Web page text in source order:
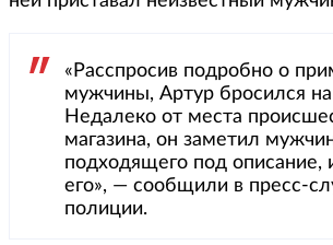
«Расспросив подробно о
мужчины, Артур бросился на
Недалеко от места
магазина, он заметил
подходящего под описание,
его», — сообщили в пресс-
полиции.